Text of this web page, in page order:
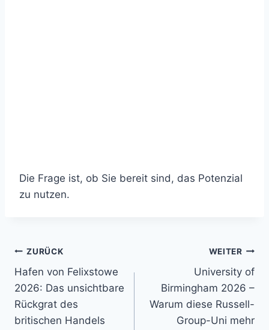
Die Frage ist, ob Sie bereit sind, das Potenzial
zu nutzen.
Beitragsnavigation
ZURÜCK
Hafen von Felixstowe
2026: Das unsichtbare
Rückgrat des
britischen Handels
WEITER
University of
Birmingham 2026 –
Warum diese Russell-
Group-Uni mehr